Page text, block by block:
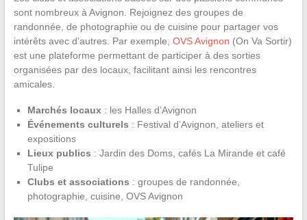
sont nombreux à Avignon. Rejoignez des groupes de
randonnée, de photographie ou de cuisine pour partager vos
intérêts avec d’autres. Par exemple, OVS Avignon (On Va Sortir)
est une plateforme permettant de participer à des sorties
organisées par des locaux, facilitant ainsi les rencontres
amicales.
Marchés locaux: les Halles d’Avignon
Événements culturels : Festival d’Avignon, ateliers et
expositions
Lieux publics : Jardin des Doms, cafés La Mirande et café
Tulipe
Clubs et associations : groupes de randonnée,
photographie, cuisine, OVS Avignon